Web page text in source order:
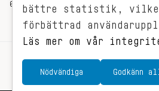
08-799 62 01
bättre statistik,
förbättrad
Läs mer om vår
Nödvändiga Godkänn